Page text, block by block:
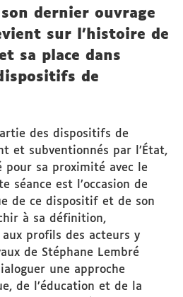
dernier ouvrage
sur l’histoire de
sa place dans
de
des dispositifs de
et subventionnés par l’État,
sa proximité avec le
séance est l’occasion de
de ce dispositif et de son
à sa définition,
profils des acteurs y
de Stéphane Lembré
une approche
de l’éducation et de la